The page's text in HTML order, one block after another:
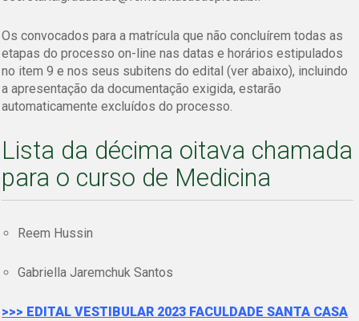
Os convocados para a matrícula que não concluírem todas as
etapas do processo on-line nas datas e horários estipulados
no item 9 e nos seus subitens do edital (ver abaixo), incluindo
a apresentação da documentação exigida, estarão
automaticamente excluídos do processo.
Lista da décima oitava chamada
para o curso de Medicina
Reem Hussin
Gabriella Jaremchuk Santos
>>> EDITAL VESTIBULAR 2023 FACULDADE SANTA CASA